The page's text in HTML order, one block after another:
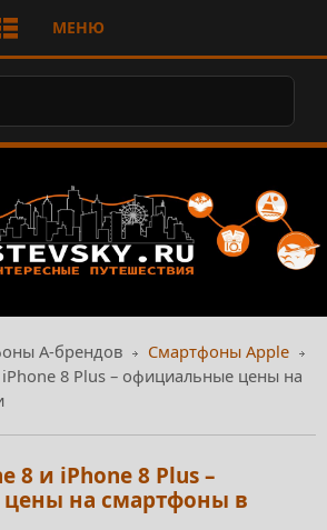
МЕНЮ
А-брендов
Смартфоны Apple
8 Plus – официальные цены на
8 и iPhone 8 Plus –
на смартфоны в